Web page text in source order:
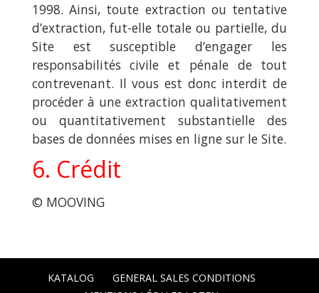
1998. Ainsi, toute extraction ou tentative
d’extraction, fut-elle totale ou partielle, du
Site est susceptible d’engager les
responsabilités civile et pénale de tout
contrevenant. Il vous est donc interdit de
procéder à une extraction qualitativement
ou quantitativement substantielle des
bases de données mises en ligne sur le Site.
6. Crédit
© MOOVING
KATALOG
GENERAL SALES CONDITIONS